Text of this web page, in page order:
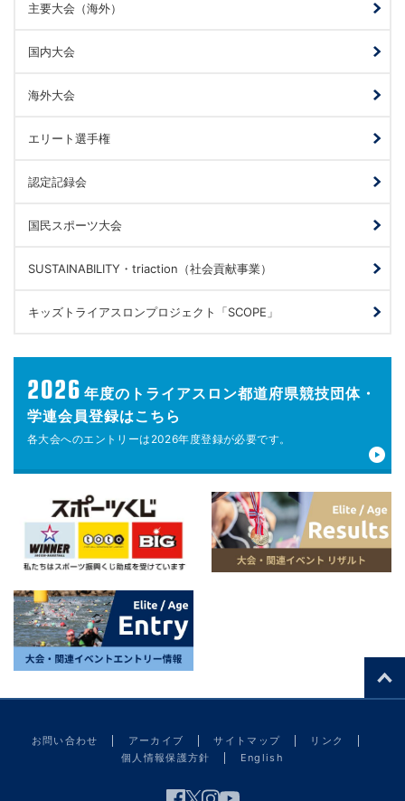
主要大会（海外）
国内大会
海外大会
エリート選手権
認定記録会
国民スポーツ大会
SUSTAINABILITY・triaction（社会貢献事業）
キッズトライアスロンプロジェクト「SCOPE」
2026 年度の トライアスロン都道府県競技団体・
学連会員登録はこちら
各大会へのエントリーは 2026年度登録が必要です。
お問い合わせ アーカイブ サイトマップ
リンク
個人情報保護方針
English